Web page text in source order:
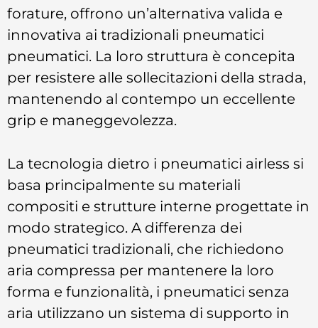
forature, offrono un’alternativa valida e
innovativa ai tradizionali pneumatici
pneumatici. La loro struttura è concepita
per resistere alle sollecitazioni della strada,
mantenendo al contempo un eccellente
grip e maneggevolezza.
La tecnologia dietro i pneumatici airless si
basa principalmente su materiali
compositi e strutture interne progettate in
modo strategico. A differenza dei
pneumatici tradizionali, che richiedono
aria compressa per mantenere la loro
forma e funzionalità, i pneumatici senza
aria utilizzano un sistema di supporto in